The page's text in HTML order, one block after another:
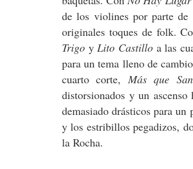
de los violines por parte de
originales toques de folk.
Trigo yLito Castilloa las
para un tema lleno de
cuarto corte, Más que
distorsionados y un
demasiado drásticos para
y los estribillos pegadizos,
la Rocha.